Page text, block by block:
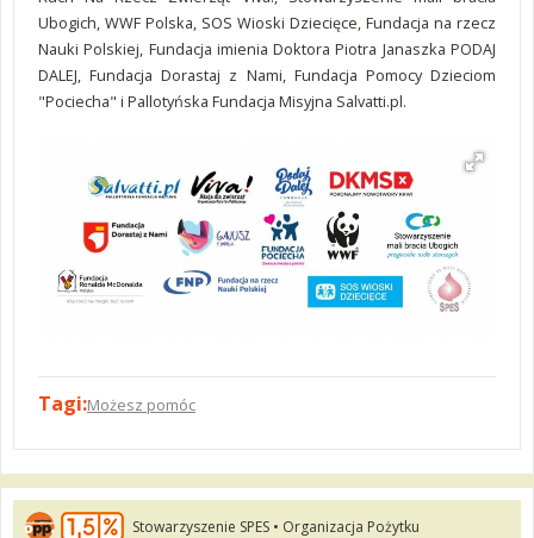
Ubogich, WWF Polska, SOS Wioski Dziecięce, Fundacja na rzecz
Nauki Polskiej, Fundacja imienia Doktora Piotra Janaszka PODAJ
DALEJ, Fundacja Dorastaj z Nami, Fundacja Pomocy Dzieciom
"Pociecha" i Pallotyńska Fundacja Misyjna Salvatti.pl.
Tagi:Możesz pomóc
Stowarzyszenie SPES • Organizacja Pożytku